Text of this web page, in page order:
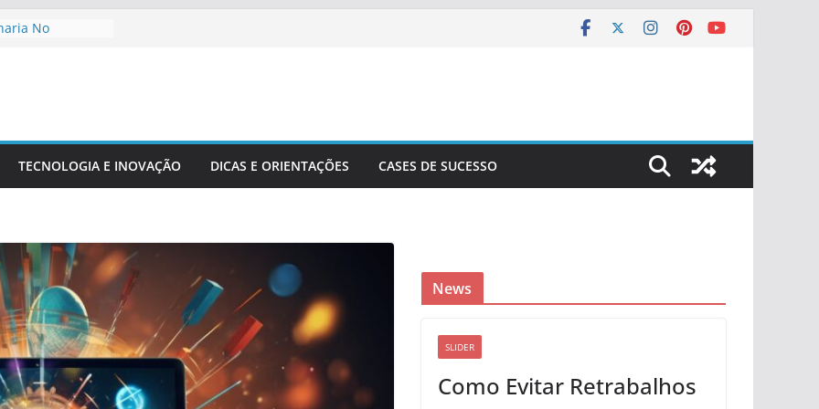
No
Civil Na
Aplicadas
TECNOLOGIA E INOVAÇÃO DICAS E ORIENTAÇÕES CASES DE SUCESSO
News
SLIDER
Como Evitar Retrabalhos